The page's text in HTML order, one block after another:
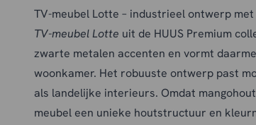
TV-meubel Lotte – industrieel ontwerp
TV-meubel Lotte uit de HUUS Premium
zwarte metalen accenten en vormt
woonkamer. Het robuuste ontwerp past
als landelijke interieurs. Omdat
meubel een unieke houtstructuur en